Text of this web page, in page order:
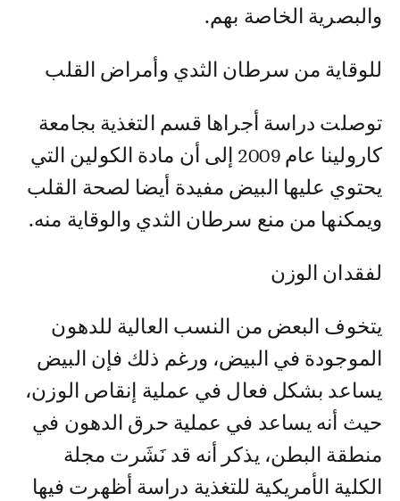
والبصرية الخاصة بهم.
للوقاية من سرطان الثدي وأمراض القلب
توصلت دراسة أجراها قسم التغذية بجامعة
كارولينا عام 2009 إلى أن مادة الكولين التي
يحتوي عليها البيض مفيدة أيضا لصحة القلب
ويمكنها من منع سرطان الثدي والوقاية منه.
لفقدان الوزن
يتخوف البعض من النسب العالية للدهون
الموجودة في البيض، ورغم ذلك فإن البيض
يساعد بشكل فعال في عملية إنقاص الوزن،
حيث أنه يساعد في عملية حرق الدهون في
منطقة البطن، يذكر أنه قد نَشَرت مجلة
الكلية الأمريكية للتغذية دراسة أظهرت فيها